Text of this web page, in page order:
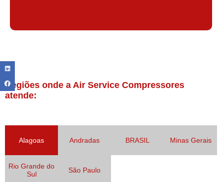
Regiões onde a Air Service Compressores
atende:
Alagoas Andradas BRASIL Minas Gerais
Rio Grande do
Sul
São Paulo